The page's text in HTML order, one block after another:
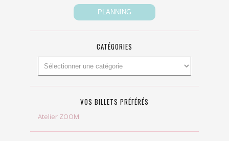
CATÉGORIES
VOS BILLETS PRÉFÉRÉS
Atelier ZOOM